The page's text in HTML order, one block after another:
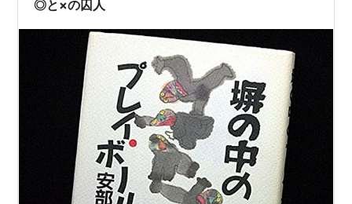
◎と×の囚人